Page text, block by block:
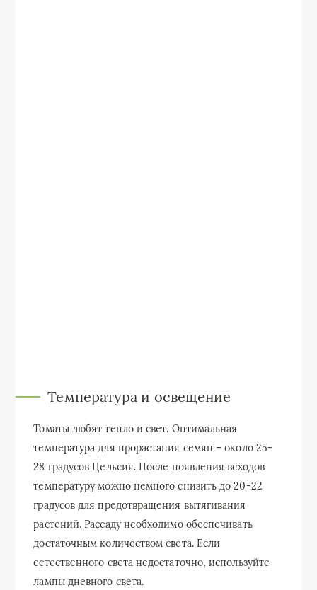
Температура и освещение
Томаты любят тепло и свет. Оптимальная
температура для прорастания семян – около 25-
28 градусов Цельсия. После появления всходов
температуру можно немного снизить до 20-22
градусов для предотвращения вытягивания
растений. Рассаду необходимо обеспечивать
достаточным количеством света. Если
естественного света недостаточно, используйте
лампы дневного света.